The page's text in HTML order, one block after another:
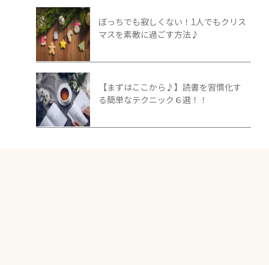
ぼっちでも寂しくない！1人でもクリス
マスを素敵に過ごす方法♪
【まずはここから♪】読書を習慣化す
る簡単なテクニック６選！！